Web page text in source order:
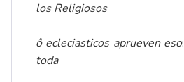
los Religiosos
ô ecleciasticos aprueven eso:
toda